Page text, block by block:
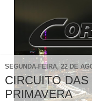
SEGUNDA-FEIRA, 22 DE
CIRCUITO
PRIMAVERA